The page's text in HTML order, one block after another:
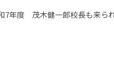
7年度 茂木健一郎校長も来ら